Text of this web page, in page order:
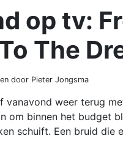
op tv:
The
door Pieter Jongsma
vanavond weer terug
om binnen het budget
schuift. Een bruid die